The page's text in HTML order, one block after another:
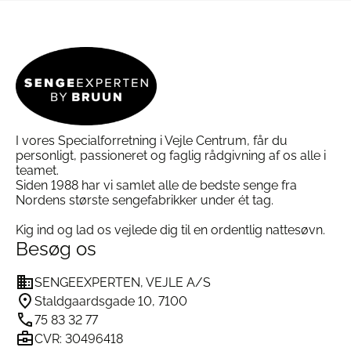
Vaske farver hver for sigfor at undgå
stoffets blødhed og struktur.
Stryge ved middel temperatur
elegant udtryk.
Specifikationer for HAY Outline Sengetøj
Milk Chocolate:
100% økologisk bomuldssatin
Størrelser:
Dynebetræk: 140×200 cm / 140×220 cm
Pudebetræk: 50×60 cm
har
Mulighederne
kan
vælges
på
varesiden
flere
I vores Specialforretning i Vejle Centrum, får du
personligt, passioneret og faglig rådgivning af os alle i
teamet.
Siden 1988 har vi samlet alle de bedste senge fra
Nordens største sengefabrikker under ét tag.
Kig ind og lad os vejlede dig til en ordentlig nattesøvn.
Besøg os
SENGEEXPERTEN, VEJLE A/S
Staldgaardsgade 10, 7100
75 83 32 77
CVR: 30496418